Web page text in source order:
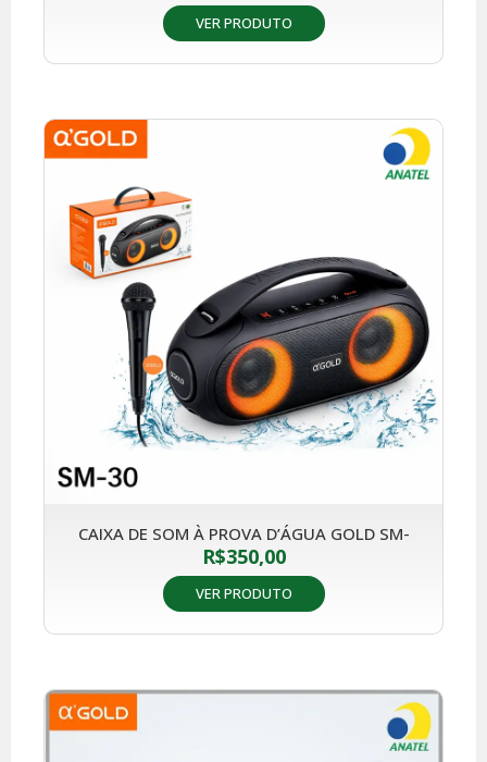
VER PRODUTO
CAIXA DE SOM À PROVA D’ÁGUA GOLD SM-
R$350,00
VER PRODUTO